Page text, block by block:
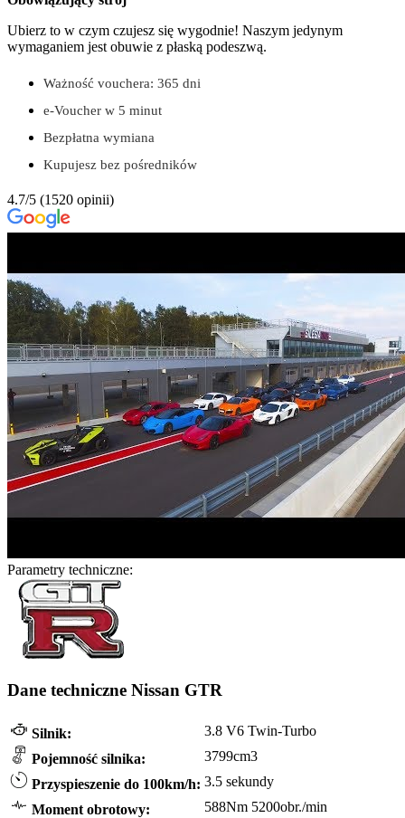
Ubierz to w czym czujesz się wygodnie! Naszym jedynym
wymaganiem jest obuwie z płaską podeszwą.
Ważność vouchera: 365 dni
e-Voucher w 5 minut
Bezpłatna wymiana
Kupujesz bez pośredników
4.7/5 (1520 opinii)
Parametry techniczne:
Dane techniczne Nissan GTR
Silnik:
3.8 V6 Twin-Turbo
Pojemność silnika:
3799cm3
Przyspieszenie do 100km/h: 3.5 sekundy
Moment obrotowy:
588Nm 5200obr./min